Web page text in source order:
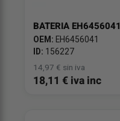
BATERIA EH6456041
OEM: EH6456041
ID: 156227
14,97 € sin iva
18,11 € iva inc